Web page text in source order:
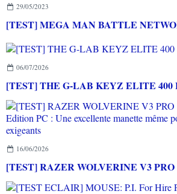
29/05/2023
06/07/2026
[TEST] THE G-LAB KEYZ ELITE 400
16/06/2026